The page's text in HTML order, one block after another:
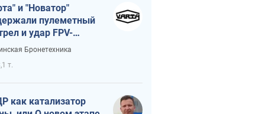
и "Новатор"
пулеметный
и удар FPV-
сохранив жизнь
Бронетехника
т.
как катализатор